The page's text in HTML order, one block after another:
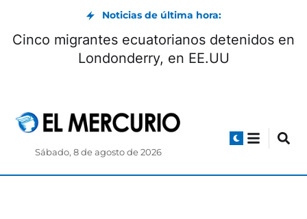
Noticias de última hora:
Cinco migrantes ecuatorianos detenidos en
Londonderry, en EE.UU
Sábado, 8 de agosto de 2026